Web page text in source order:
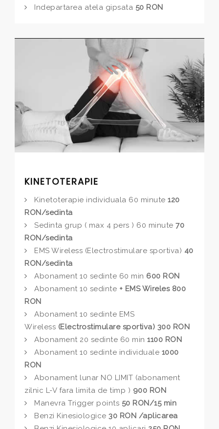
Indepartarea atela gipsata 50 RON
KINETOTERAPIE
Kinetoterapie individuala 60 minute 120
RON/sedinta
Sedinta grup ( max 4 pers ) 60 minute 70
RON/sedinta
EMS Wireless (Electrostimulare sportiva) 40
RON/sedinta
Abonament 10 sedinte 60 min 600 RON
Abonament 10 sedinte + EMS Wireles 800
RON
Abonament 10 sedinte EMS
Wireless (Electrostimulare sportiva) 300 RON
Abonament 20 sedinte 60 min 1100 RON
Abonament 10 sedinte individuale 1000
RON
Abonament lunar NO LIMIT (abonament
zilnic L-V fara limita de timp ) 900 RON
Manevra Trigger points 50 RON/15 min
Benzi Kinesiologice 30 RON /aplicarea